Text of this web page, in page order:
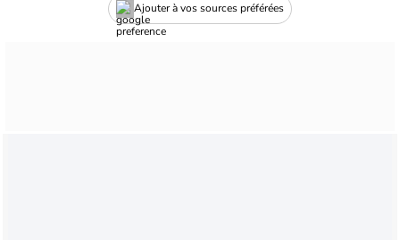
Ajouter à vos sources préférées